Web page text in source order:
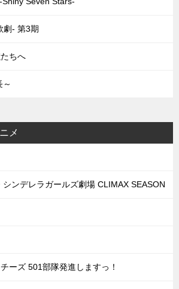
劇- 第3期
ちへ
メ
ンデレラガールズ劇場 CLIMAX SEASON
ーズ 501部隊発進しますっ！